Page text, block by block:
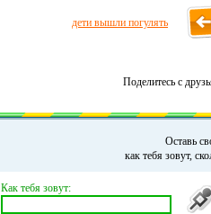
дети вышли погулять
Поделитесь с
Оставь
как тебя зовут,
Как тебя зовут: